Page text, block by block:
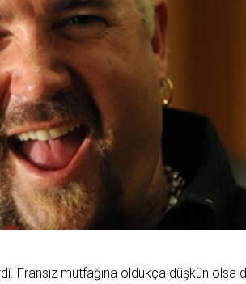
Fransız mutfağına oldukça düşkün olsa